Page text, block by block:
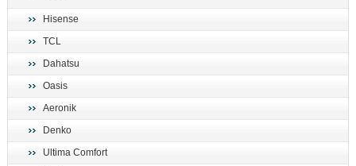
Hisense
TCL
Dahatsu
Oasis
Aeronik
Denko
Ultima Comfort